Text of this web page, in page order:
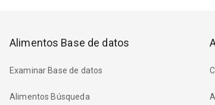
Alimentos Base de datos
Examinar Base de datos
Alimentos Búsqueda